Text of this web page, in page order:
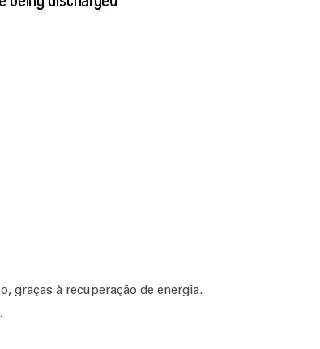
graças à recuperação de energia.